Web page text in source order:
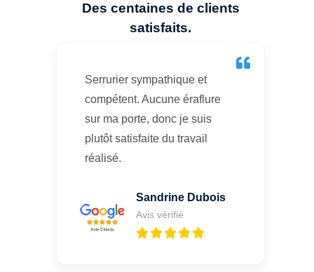
Des centaines de clients
satisfaits.
Serrurier sympathique et
compétent. Aucune éraflure
sur ma porte, donc je suis
plutôt satisfaite du travail
réalisé.
Sandrine Dubois
Avis vérifié